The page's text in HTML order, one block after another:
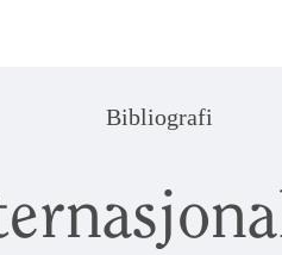
Bibliografi